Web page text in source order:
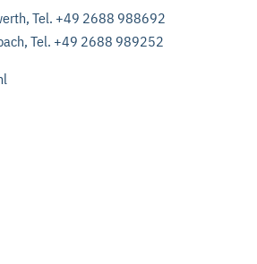
Tel. +49 2688 988692
Tel. +49 2688 989252